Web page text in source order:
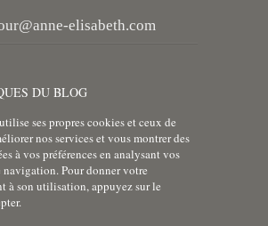
elisabeth.com
DU BLOG
ses propres cookies et ceux de
nos services et vous montrer des
à vos préférences en analysant vos
navigation. Pour donner votre
à son utilisation, appuyez sur le